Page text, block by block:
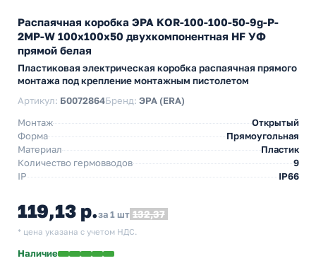
Распаячная коробка ЭРА KOR-100-100-50-9g-P-
2MP-W 100х100х50 двухкомпонентная HF УФ
прямой белая
Пластиковая электрическая коробка распаячная прямого
монтажа под крепление монтажным пистолетом
Артикул: Б0072864Бренд: ЭРА (ERA)
Монтаж
Открытый
Форма
Прямоугольная
Материал
Пластик
Количество гермовводов
9
IP
IP66
119,13 р.за 1 шт 132,37
* цена указана с учетом НДС.
Наличие